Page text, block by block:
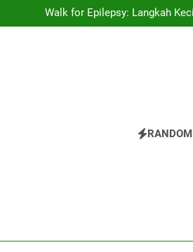
Walk for Epilepsy: Langkah
Panasnya Rivalitas Baru di The